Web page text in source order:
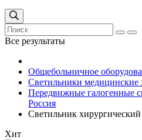
Все результаты
Общебольничное
Светильники медицинские
Передвижные галогенные
Россия
Светильник
Хит